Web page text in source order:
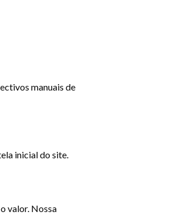
manuais de
inicial do site.
valor. Nossa